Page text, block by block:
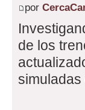
por
de los
simuladas